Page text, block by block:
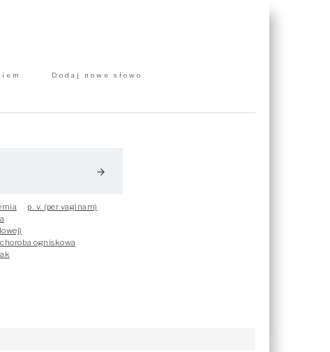
Dodaj nowe słowo
arrow_forward
p. v. (per vaginam)
choroba ogniskowa